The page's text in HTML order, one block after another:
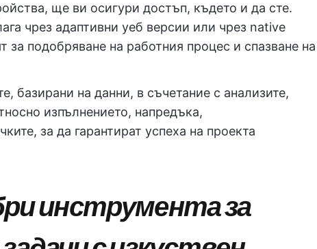
ще ви осигури достъп, където и да сте.
чрез адаптивни уеб версии или чрез native
за подобряване на работния процес и спазване на
базирани на данни, в съчетание с анализите,
изпълнението, напредъка,
за да гарантират успеха на проекта
инструмента за